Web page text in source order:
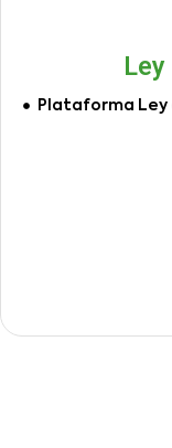
Plataforma Ley